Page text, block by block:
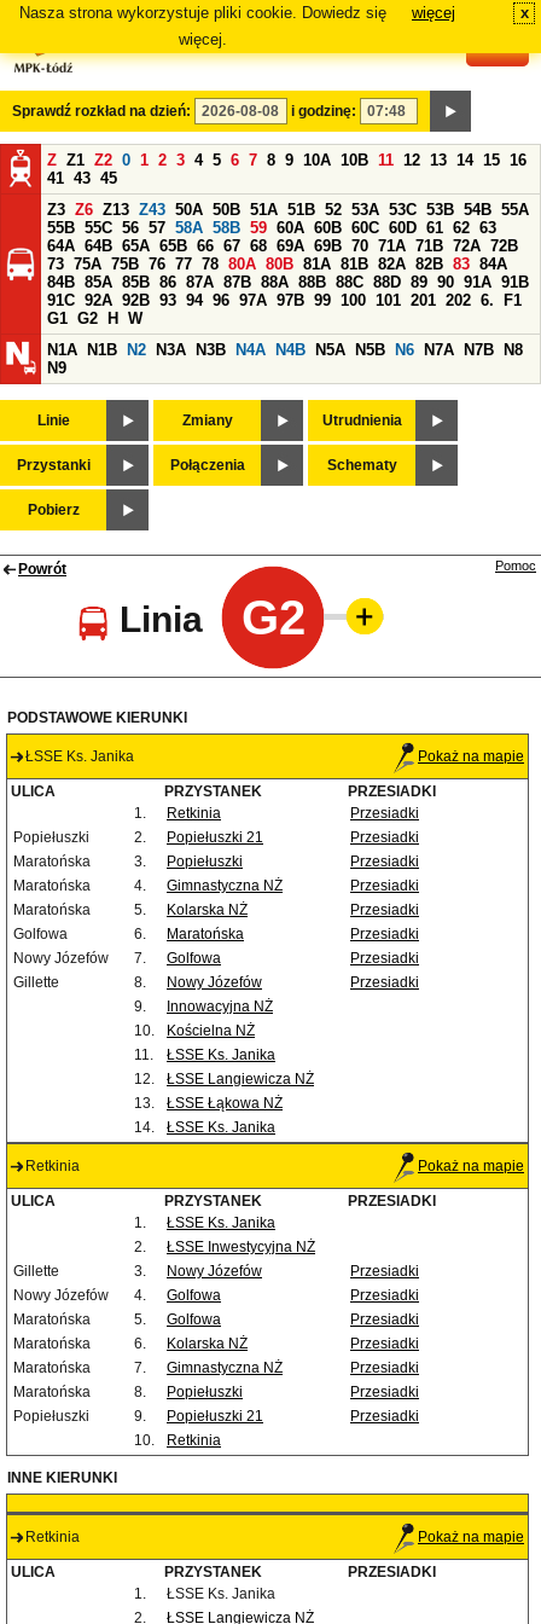
Nasza strona wykorzystuje pliki cookie. Dowiedz się
więcej.
więcej x
Sprawdź rozkład na dzień: i godzinę:
Z Z1 Z2 0 1 2 3 4 5 6 7 8 9 10A 10B 11 12 13 14 15 16
41 43 45
Z3 Z6 Z13 Z43 50A 50B 51A 51B 52 53A 53C 53B 54B 55A
55B 55C 56 57 58A 58B 59 60A 60B 60C 60D 61 62 63
64A 64B 65A 65B 66 67 68 69A 69B 70 71A 71B 72A 72B
73 75A 75B 76 77 78 80A 80B 81A 81B 82A 82B 83 84A
84B 85A 85B 86 87A 87B 88A 88B 88C 88D 89 90 91A 91B
91C 92A 92B 93 94 96 97A 97B 99 100 101 201 202 6.
F1
G1 G2 H
W
N1A
N1B N2 N3A N3B N4A N4B N5A N5B N6 N7A N7B
N8
N9
Linie Zmiany Utrudnienia
Przystanki Połączenia Schematy
Pobierz
Powrót
Linia G2
Pomoc
PODSTAWOWE KIERUNKI
ŁSSE Ks. Janika Pokaż na mapie
ULICA PRZYSTANEK
PRZESIADKI
1.
Retkinia
Przesiadki
Popiełuszki
2. Popiełuszki 21
Przesiadki
Maratońska
3. Popiełuszki
Przesiadki
Maratońska
4. Gimnastyczna NŻ
Przesiadki
Maratońska
5. Kolarska NŻ
Przesiadki
Golfowa
6. Maratońska
Przesiadki
Nowy Józefów
7. Golfowa
Przesiadki
Gillette
8. Nowy Józefów
Przesiadki
9.
Innowacyjna NŻ
10.
Kościelna NŻ
11.
ŁSSE Ks. Janika
12.
ŁSSE Langiewicza NŻ
13.
ŁSSE Łąkowa NŻ
14.
ŁSSE Ks. Janika
Retkinia Pokaż na mapie
ULICA PRZYSTANEK
PRZESIADKI
1.
ŁSSE Ks. Janika
2.
ŁSSE Inwestycyjna NŻ
Gillette
3. Nowy Józefów
Przesiadki
Nowy Józefów
4. Golfowa
Przesiadki
Maratońska
5. Golfowa
Przesiadki
Maratońska
6. Kolarska NŻ
Przesiadki
Maratońska
7. Gimnastyczna NŻ
Przesiadki
Maratońska
8. Popiełuszki
Przesiadki
Popiełuszki
9. Popiełuszki 21
Przesiadki
10.
Retkinia
INNE KIERUNKI
Retkinia Pokaż na mapie
ULICA PRZYSTANEK
PRZESIADKI
1.
ŁSSE Ks. Janika
2.
ŁSSE Langiewicza NŻ